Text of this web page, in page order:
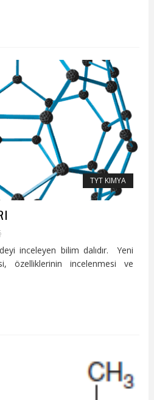
TYT KIMYA
inceleyen bilim dalıdır. Yeni
özelliklerinin incelenmesi ve